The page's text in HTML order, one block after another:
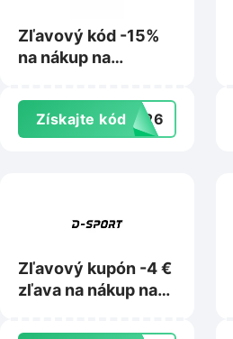
Zľavový kód -15%
na nákup na
Získajte kódRA26
Zľavový kupón -4 €
zľava na nákup na